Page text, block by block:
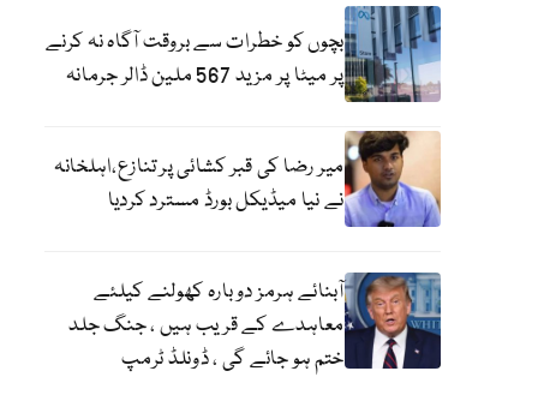
بچوں کو خطرات سے بروقت آگاہ نہ کرنے
پر میٹا پر مزید 567 ملین ڈالر جرمانہ
میر رضا کی قبر کشائی پر تنازع،اہلخانہ
نے نیا میڈیکل بورڈ مسترد کردیا
آبنائے ہرمز دوبارہ کھولنے کیلئے
معاہدے کے قریب ہیں ، جنگ جلد
ختم ہو جائے گی ، ڈونلڈ ٹرمپ